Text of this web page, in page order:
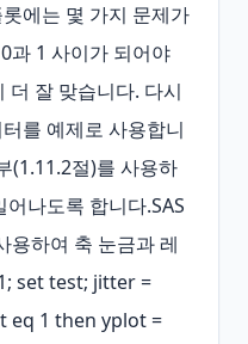
에는 몇 가지 문제가
과 1 사이가 되어야
더 잘 맞습니다. 다시
를 예제로 사용합니
(1.11.2절)를 사용하
나도록 합니다.SAS
용하여 축 눈금과 레
set test; jitter =
eq 1 then yplot =